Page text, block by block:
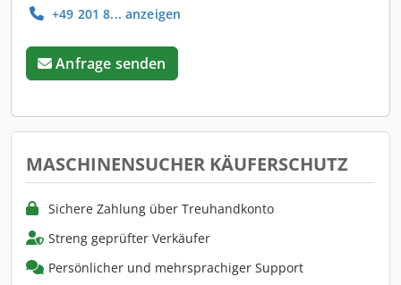
+49 201 8... anzeigen
Anfrage senden
MASCHINENSUCHER KÄUFERSCHUTZ
Sichere Zahlung über Treuhandkonto
Streng geprüfter Verkäufer
Persönlicher und mehrsprachiger Support